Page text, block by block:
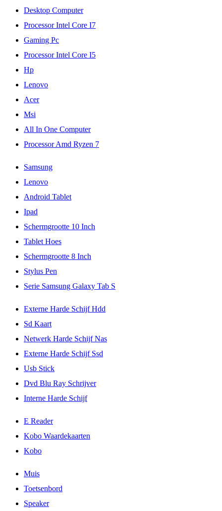
Desktop Computer
Processor Intel Core I7
Gaming Pc
Processor Intel Core I5
Hp
Lenovo
Acer
Msi
All In One Computer
Processor Amd Ryzen 7
Samsung
Lenovo
Android Tablet
Ipad
Schermgrootte 10 Inch
Tablet Hoes
Schermgrootte 8 Inch
Stylus Pen
Serie Samsung Galaxy Tab S
Externe Harde Schijf Hdd
Sd Kaart
Netwerk Harde Schijf Nas
Externe Harde Schijf Ssd
Usb Stick
Dvd Blu Ray Schrijver
Interne Harde Schijf
E Reader
Kobo Waardekaarten
Kobo
Muis
Toetsenbord
Speaker